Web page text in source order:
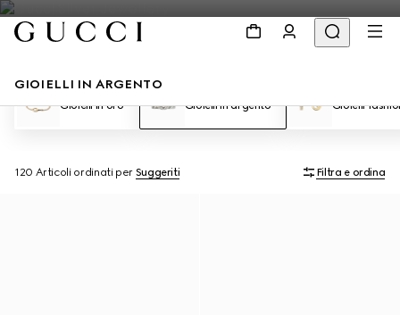
GIOIELLI IN ARGENTO
Gioielli in oro Gioielli in argento Gioielli
120 Articoli ordinati per Suggeriti Filtra e ordina